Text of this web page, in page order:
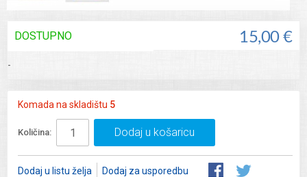
15,00 €
DOSTUPNO
-
Komada na skladištu 5
Količina: Dodaj u košaricu
Dodaj u listu želja Dodaj za usporedbu